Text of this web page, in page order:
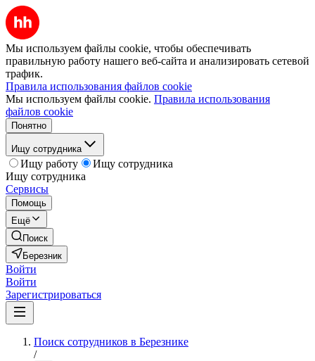
Мы используем файлы cookie, чтобы обеспечивать
правильную работу нашего веб-сайта и анализировать сетевой
трафик.
Правила использования файлов cookie
Мы используем файлы cookie. Правила использования
файлов cookie
Понятно
Ищу сотрудника
Ищу работу
Ищу сотрудника
Ищу сотрудника
Сервисы
Помощь
Ещё
Поиск
Березник
Войти
Войти
Зарегистрироваться
Поиск сотрудников в Березнике
/